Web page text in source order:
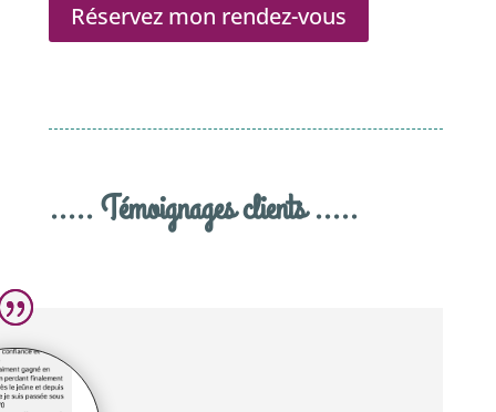
Réservez mon rendez-vous
..... Témoignages clients .....